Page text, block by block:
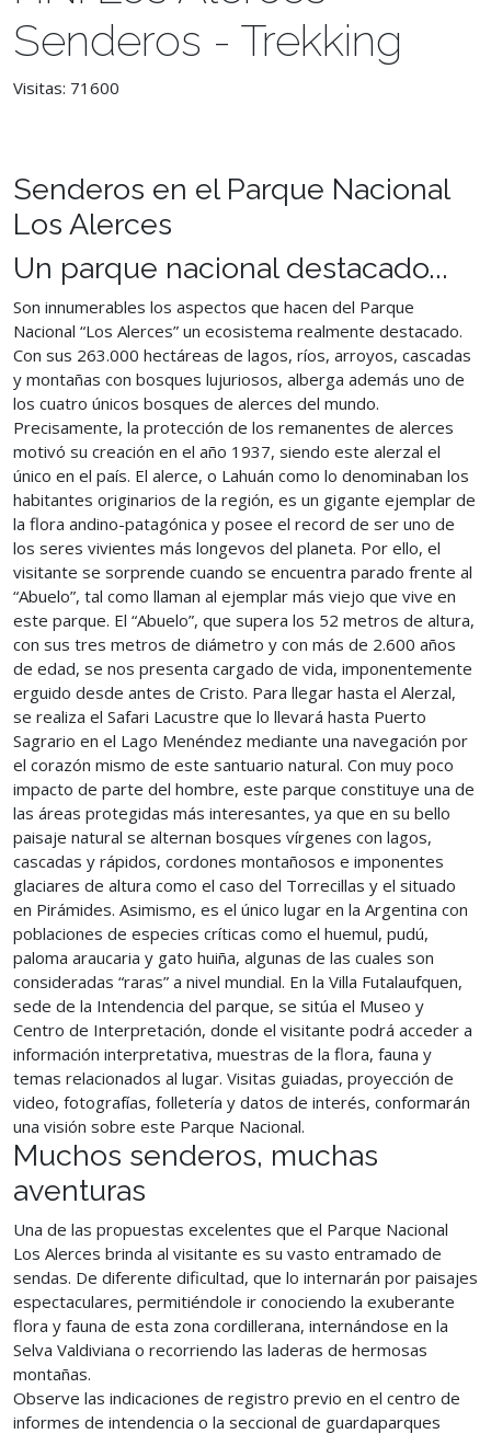
Senderos - Trekking
Visitas: 71600
Senderos en el Parque Nacional
Los Alerces
Un parque nacional destacado...
Son innumerables los aspectos que hacen del Parque
Nacional “Los Alerces” un ecosistema realmente destacado.
Con sus 263.000 hectáreas de lagos, ríos, arroyos, cascadas
y montañas con bosques lujuriosos, alberga además uno de
los cuatro únicos bosques de alerces del mundo.
Precisamente, la protección de los remanentes de alerces
motivó su creación en el año 1937, siendo este alerzal el
único en el país. El alerce, o Lahuán como lo denominaban los
habitantes originarios de la región, es un gigante ejemplar de
la flora andino-patagónica y posee el record de ser uno de
los seres vivientes más longevos del planeta. Por ello, el
visitante se sorprende cuando se encuentra parado frente al
“Abuelo”, tal como llaman al ejemplar más viejo que vive en
este parque. El “Abuelo”, que supera los 52 metros de altura,
con sus tres metros de diámetro y con más de 2.600 años
de edad, se nos presenta cargado de vida, imponentemente
erguido desde antes de Cristo. Para llegar hasta el Alerzal,
se realiza el Safari Lacustre que lo llevará hasta Puerto
Sagrario en el Lago Menéndez mediante una navegación por
el corazón mismo de este santuario natural. Con muy poco
impacto de parte del hombre, este parque constituye una de
las áreas protegidas más interesantes, ya que en su bello
paisaje natural se alternan bosques vírgenes con lagos,
cascadas y rápidos, cordones montañosos e imponentes
glaciares de altura como el caso del Torrecillas y el situado
en Pirámides. Asimismo, es el único lugar en la Argentina con
poblaciones de especies críticas como el huemul, pudú,
paloma araucaria y gato huiña, algunas de las cuales son
consideradas “raras” a nivel mundial. En la Villa Futalaufquen,
sede de la Intendencia del parque, se sitúa el Museo y
Centro de Interpretación, donde el visitante podrá acceder a
información interpretativa, muestras de la flora, fauna y
temas relacionados al lugar. Visitas guiadas, proyección de
video, fotografías, folletería y datos de interés, conformarán
una visión sobre este Parque Nacional.
Muchos senderos, muchas
aventuras
Una de las propuestas excelentes que el Parque Nacional
Los Alerces brinda al visitante es su vasto entramado de
sendas. De diferente dificultad, que lo internarán por paisajes
espectaculares, permitiéndole ir conociendo la exuberante
flora y fauna de esta zona cordillerana, internándose en la
Selva Valdiviana o recorriendo las laderas de hermosas
montañas.
Observe las indicaciones de registro previo en el centro de
informes de intendencia o la seccional de guardaparques